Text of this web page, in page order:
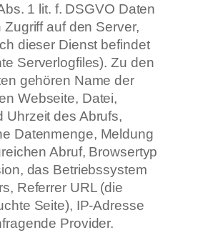
1 lit. f. DSGVO Daten
Zugriff auf den Server,
dieser Dienst befindet
Serverlogfiles). Zu den
gehören Name der
Webseite, Datei,
Uhrzeit des Abrufs,
Datenmenge, Meldung
Abruf, Browsertyp
das Betriebssystem
Referrer URL (die
Seite), IP-Adresse
Provider.